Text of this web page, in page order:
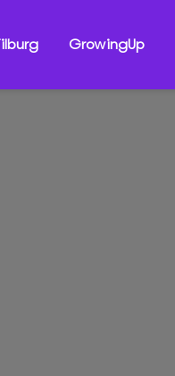
GrowingUp